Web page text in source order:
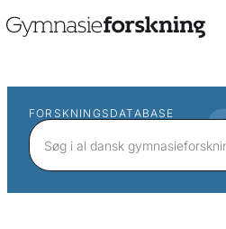
FORSKNINGSDATABASE